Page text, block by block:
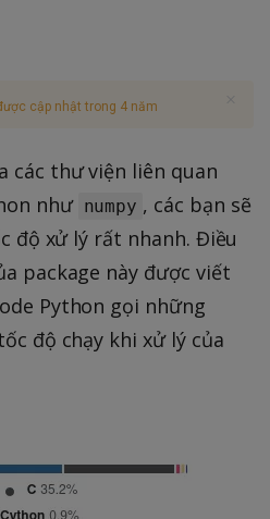
cập nhật trong 4 năm
các thư viện liên quan
như numpy , các bạn sẽ
độ xử lý rất nhanh. Điều
package này được viết
Python gọi những
độ chạy khi xử lý của